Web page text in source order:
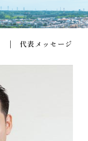
代表メッセージ